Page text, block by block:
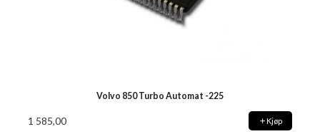
Volvo 850 Turbo Automat -225
1 585,00 Kjøp